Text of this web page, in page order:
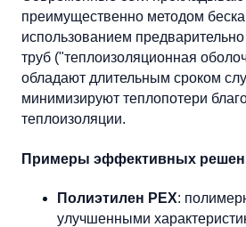
преимущественно методом
использованием
труб ("теплоизоляционная
обладают длительным сроком
минимизируют теплопотери
теплоизоляции.
Примеры эффективных
Полиэтилен PEX:
улучшенными